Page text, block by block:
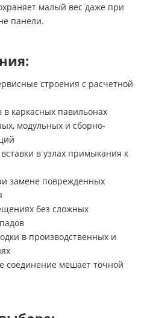
малый вес даже при
панели.
строения с расчетной
каркасных павильонах
модульных и сборно-
в узлах примыкания к
замене поврежденных
без сложных
в производственных и
соединение мешает точной